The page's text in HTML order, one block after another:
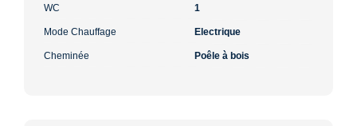
WC 1
Mode Chauffage Electrique
Cheminée Poêle à bois